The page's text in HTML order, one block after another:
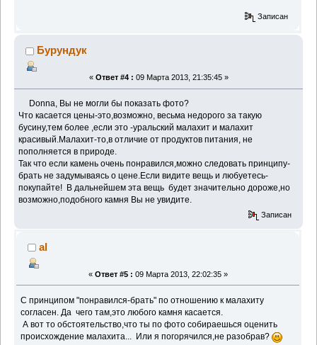
Записан
Бурундук
« Ответ #4 : 09 Марта 2013, 21:35:45 »
Donna, Вы не могли бы показать фото?
Что касается цены-это,возможно, весьма недорого за такую
бусину,тем более ,если это -уральский малахит и малахит
красивый.Малахит-то,в отличие от продуктов питания, не
пополняется в природе.
Так что если камень очень понравился,можно следовать принципу-
брать не задумываясь о цене.Если видите вещь и любуетесь-
покупайте! В дальнейшем эта вещь будет значительно дороже,но
возможно,подобного камня Вы не увидите.
Записан
al
« Ответ #5 : 09 Марта 2013, 22:02:35 »
С принципом "понравился-брать" по отношению к малахиту
согласен. Да чего там,это любого камня касается.
А вот то обстоятельство,что ты по фото собираешься оценить
происхождение малахита... Или я погорячился,не разобрав?